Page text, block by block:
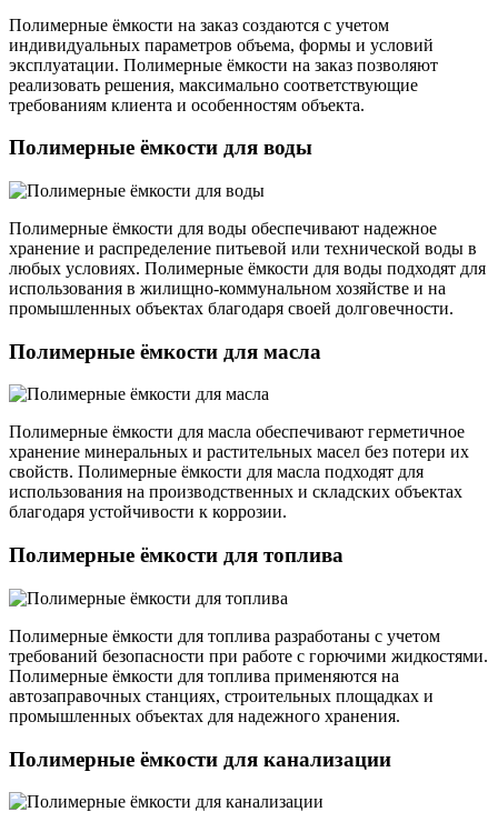
Полимерные ёмкости на заказ создаются с учетом
индивидуальных параметров объема, формы и условий
эксплуатации. Полимерные ёмкости на заказ позволяют
реализовать решения, максимально соответствующие
требованиям клиента и особенностям объекта.
Полимерные ёмкости для воды
Полимерные ёмкости для воды обеспечивают надежное
хранение и распределение питьевой или технической воды в
любых условиях. Полимерные ёмкости для воды подходят для
использования в жилищно-коммунальном хозяйстве и на
промышленных объектах благодаря своей долговечности.
Полимерные ёмкости для масла
Полимерные ёмкости для масла обеспечивают герметичное
хранение минеральных и растительных масел без потери их
свойств. Полимерные ёмкости для масла подходят для
использования на производственных и складских объектах
благодаря устойчивости к коррозии.
Полимерные ёмкости для топлива
Полимерные ёмкости для топлива разработаны с учетом
требований безопасности при работе с горючими жидкостями.
Полимерные ёмкости для топлива применяются на
автозаправочных станциях, строительных площадках и
промышленных объектах для надежного хранения.
Полимерные ёмкости для канализации